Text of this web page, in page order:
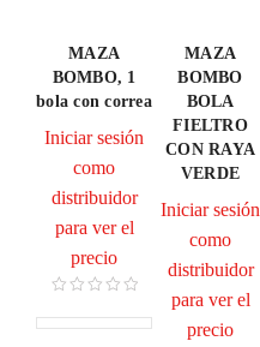
MAZA
BOMBO, 1
bola con correa
Iniciar sesión
como
distribuidor
para ver el
precio
MAZA
BOMBO
BOLA
FIELTRO
CON RAYA
VERDE
Iniciar sesión
como
distribuidor
para ver el
precio